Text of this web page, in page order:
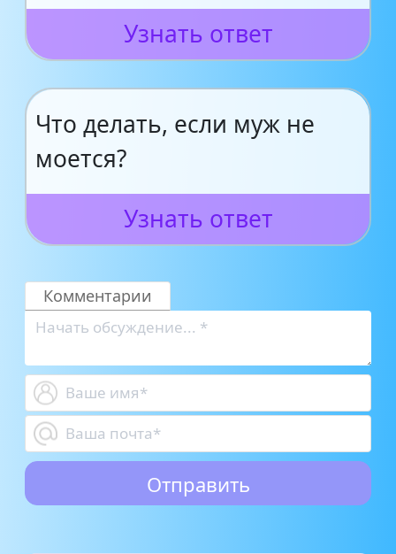
Узнать ответ
Что делать, если муж не
моется?
Узнать ответ
Комментарии